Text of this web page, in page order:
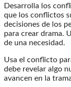
Desarrolla los
que los conflictos
decisiones de los
para crear drama.
de una necesidad.
Usa el conflicto
debe revelar algo
avancen en la